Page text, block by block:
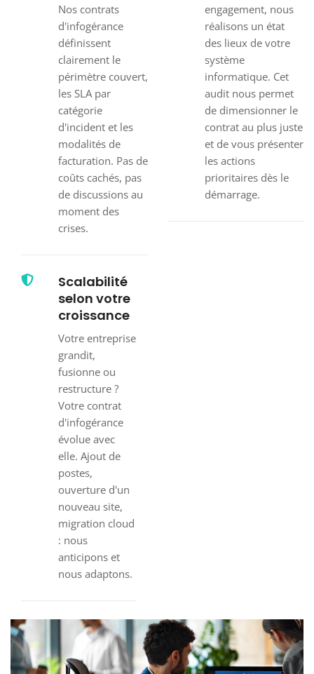
Nos contrats
d'infogérance
définissent
clairement le
périmètre couvert,
les SLA par
catégorie
d'incident et les
modalités de
facturation. Pas de
coûts cachés, pas
de discussions au
moment des
crises.
engagement, nous
réalisons un état
des lieux de votre
système
informatique. Cet
audit nous permet
de dimensionner le
contrat au plus juste
et de vous présenter
les actions
prioritaires dès le
démarrage.
Scalabilité
selon votre
croissance
Votre entreprise
grandit,
fusionne ou
restructure ?
Votre contrat
d'infogérance
évolue avec
elle. Ajout de
postes,
ouverture d'un
nouveau site,
migration cloud
: nous
anticipons et
nous adaptons.